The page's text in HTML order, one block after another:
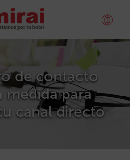
de contacto
medida para
canal directo